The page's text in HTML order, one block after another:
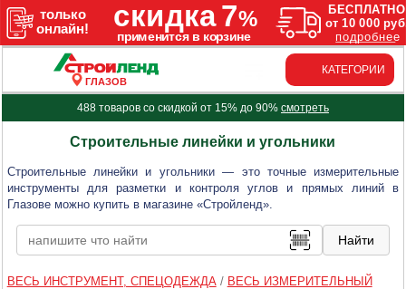
ГЛАЗОВ
КАТЕГОРИИ
488 товаров со скидкой от 15% до 90% смотреть
Строительные линейки и угольники
Строительные линейки и угольники — это точные измерительные
инструменты для разметки и контроля углов и прямых линий в
Глазове можно купить в магазине «Стройленд».
ВЕСЬ ИНСТРУМЕНТ, СПЕЦОДЕЖДА/ ВЕСЬ ИЗМЕРИТЕЛЬНЫЙ